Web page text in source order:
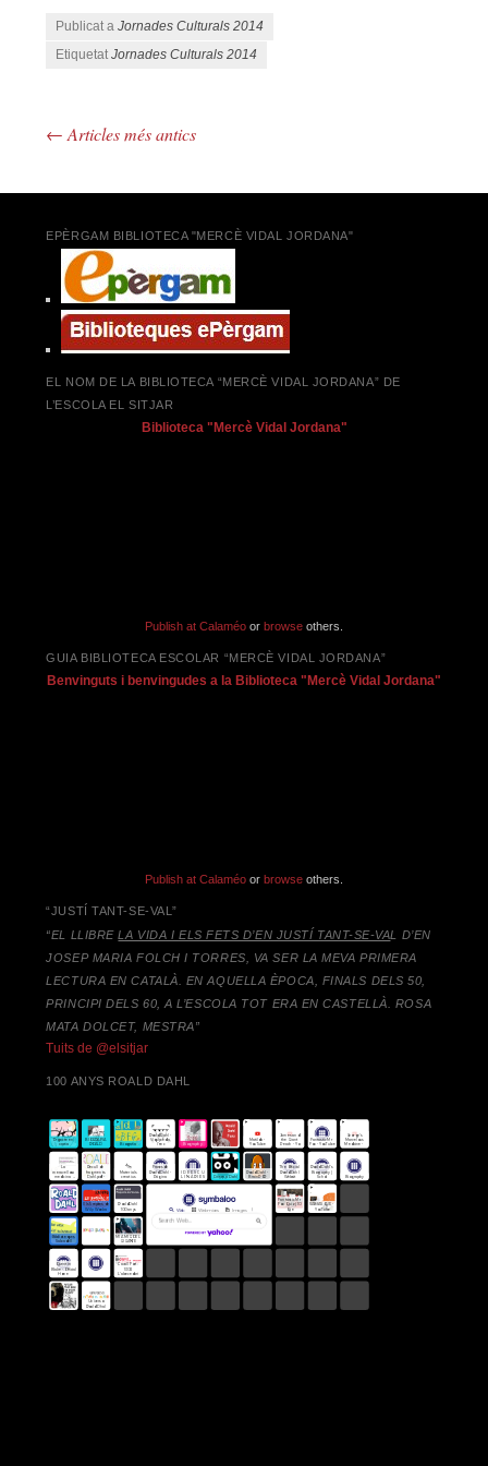
Publicat aJornades Culturals 2014
EtiquetatJornades Culturals 2014
Navegació pels articles
← Articles més antics
EPÈRGAM BIBLIOTECA "MERCÈ VIDAL JORDANA"
EL NOM DE LA BIBLIOTECA “MERCÈ VIDAL JORDANA” DE
L’ESCOLA EL SITJAR
Biblioteca "Mercè Vidal Jordana"
Publish at Calaméo or browse others.
GUIA BIBLIOTECA ESCOLAR “MERCÈ VIDAL JORDANA”
Benvinguts i benvingudes a la Biblioteca "Mercè Vidal Jordana"
Publish at Calaméo or browse others.
“JUSTÍ TANT-SE-VAL”
“EL LLIBRELA VIDA I ELS FETS D’EN JUSTÍ TANT-SE-VAL D’EN
JOSEP MARIA FOLCH I TORRES,
VA SER LA MEVA PRIMERA
LECTURA EN CATALÀ. EN AQUELLA ÈPOCA, FINALS DELS 50,
PRINCIPI DELS 60, A L’ESCOLA TOT ERA EN CASTELLÀ. ROSA
MATA DOLCET, MESTRA”
Tuits de @elsitjar
100 ANYS ROALD DAHL